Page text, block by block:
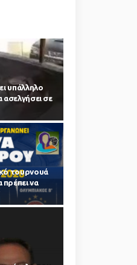
υπάλληλο
ασελγήσει σε
τουρνουά
να